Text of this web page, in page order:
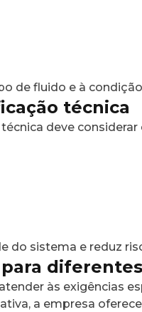
de fluido e à
técnica
deve
do sistema e reduz
às exigências
a empresa